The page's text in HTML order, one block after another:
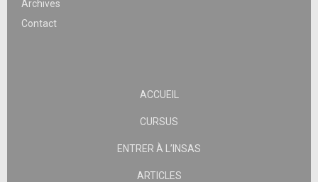
Archives
Contact
ACCUEIL
CURSUS
ENTRER À L’INSAS
ARTICLES